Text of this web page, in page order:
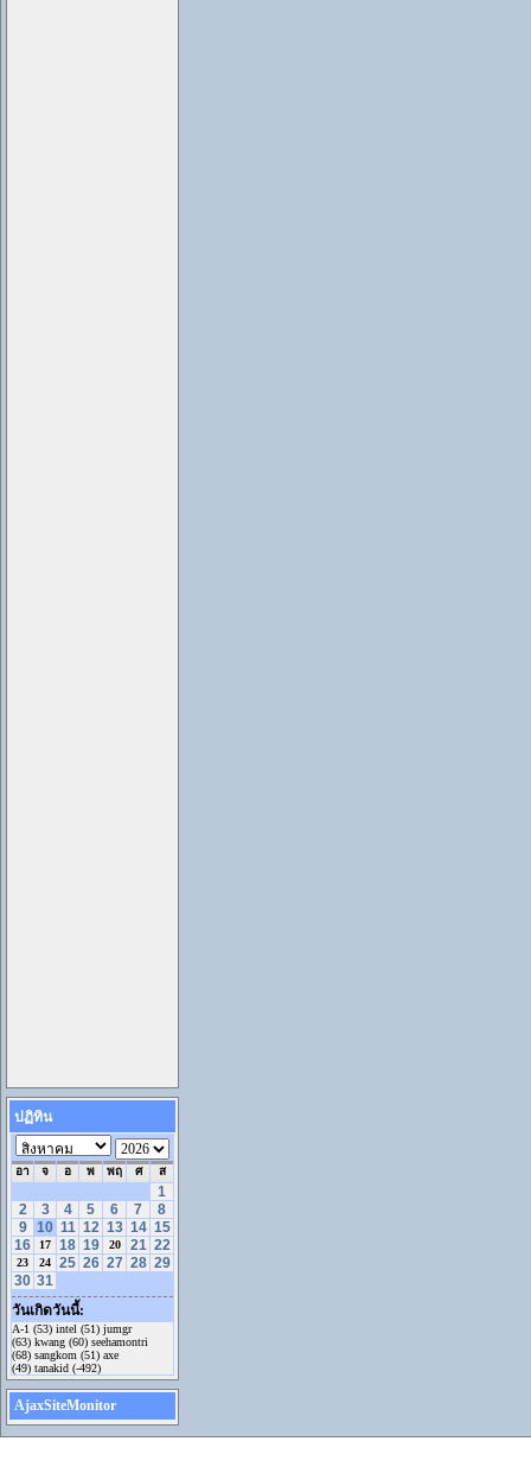
ปฏิทิน
อา จ อ พ พฤ ศ ส
1
2
3 4 5 6 7
8
9
10 11 12 13 14 15
16
17 18 19 20 21 22
23 24 25 26 27 28 29
30 31
วันเกิดวันนี้:
A-1 (53) intel (51) jumgr
(63) kwang (60) seehamontri
(68) sangkom (51) axe
(49) tanakid (-492)
AjaxSiteMonitor